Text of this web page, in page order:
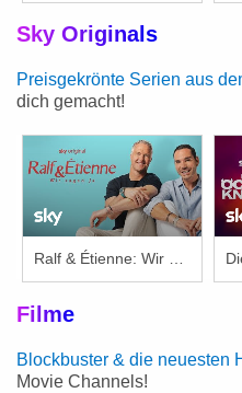
Sky Originals
Preisgekrönte Serien aus
dich gemacht!
Ralf & Étienne: Wir sagen Ja
Filme
Blockbuster & die neuesten
Movie Channels!